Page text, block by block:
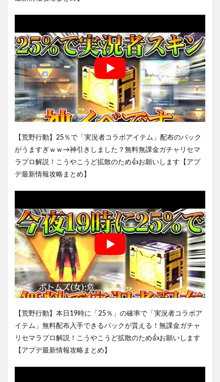
【荒野行動】25％で「実況者コラボアイテム」配布のパック
がうますぎｗｗ→神引きしました？無料無課金ガチャリセマ
ラプロ解説！こうやこうど拡散のため👍お願いします【アプ
デ最新情報攻略まとめ】
【荒野行動】本日19時に「25％」の確率で「実況者コラボア
イテム」無料配布入手できるパックが貰える！無課金ガチャ
リセマラプロ解説！こうやこうど拡散のため👍お願いします
【アプデ最新情報攻略まとめ】